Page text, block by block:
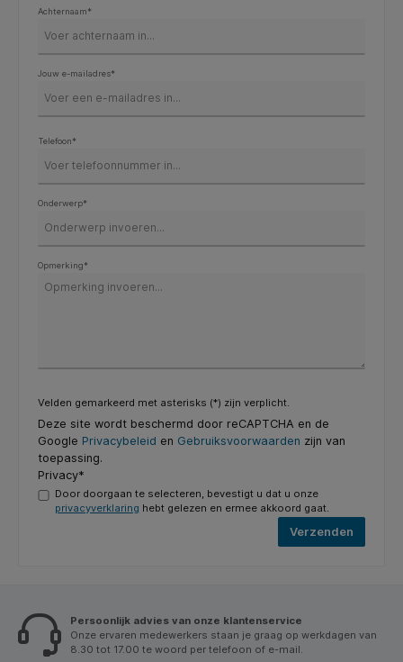
Achternaam*
Jouw e-mailadres*
Telefoon*
Onderwerp*
Opmerking*
Velden gemarkeerd met asterisks (*) zijn verplicht.
Deze site wordt beschermd door reCAPTCHA en de
Google Privacybeleid en Gebruiksvoorwaarden zijn van
toepassing.
Privacy*
Door doorgaan te selecteren, bevestigt u dat u onze
privacyverklaring hebt gelezen en ermee akkoord gaat.
Verzenden
Persoonlijk advies van onze klantenservice
Onze ervaren medewerkers staan je graag op werkdagen van
8.30 tot 17.00 te woord per telefoon of e-mail.